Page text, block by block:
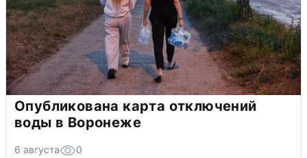
Опубликована карта отключений
воды в Воронеже
6 августа 0